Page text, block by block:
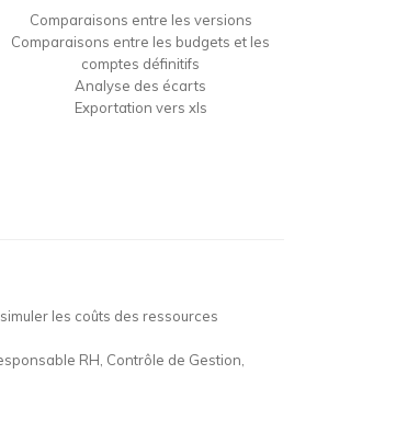
Comparaisons entre les versions
Comparaisons entre les budgets et les
comptes définitifs
Analyse des écarts
Exportation vers xls
les coûts des ressources
RH, Contrôle de Gestion,